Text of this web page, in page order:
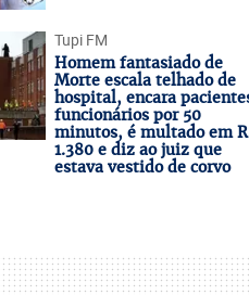
Tupi FM
Homem fantasiado de
Morte escala telhado de
hospital, encara
funcionários por 50
minutos, é multado em
1.380 e diz ao juiz que
estava vestido de corvo